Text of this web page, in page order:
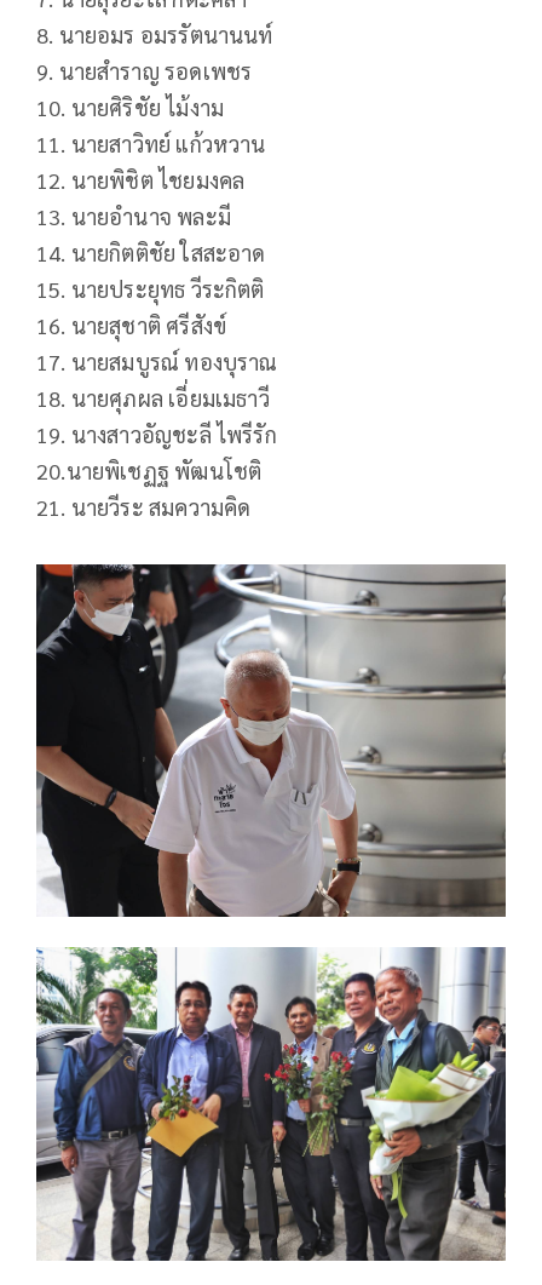
8. นายอมร อมรรัตนานนท์
9. นายสำราญ รอดเพชร
10. นายศิริชัย ไม้งาม
11. นายสาวิทย์ แก้วหวาน
12. นายพิชิต ไชยมงคล
13. นายอำนาจ พละมี
14. นายกิตติชัย ใสสะอาด
15. นายประยุทธ วีระกิตติ
16. นายสุชาติ ศรีสังข์
17. นายสมบูรณ์ ทองบุราณ
18. นายศุภผล เอี่ยมเมธาวี
19. นางสาวอัญชะลี ไพรีรัก
20.นายพิเชฏฐ พัฒนโชติ
21. นายวีระ สมความคิด